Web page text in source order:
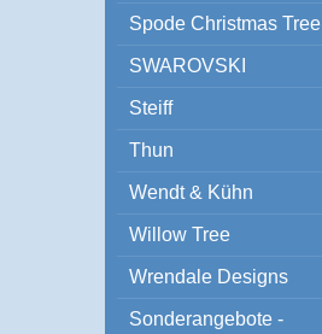
Spode Christmas Tree
SWAROVSKI
Steiff
Thun
Wendt & Kühn
Willow Tree
Wrendale Designs
Sonderangebote -